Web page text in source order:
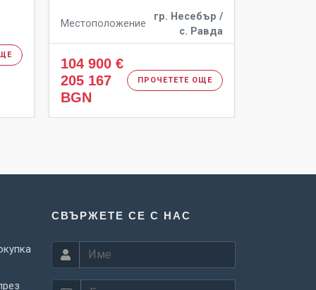
Местоположение
гр. Несебър /
с. Равда
104 900 €
205 167
BGN
ПРОЧЕТЕТЕ ОЩЕ
СВЪРЖЕТЕ СЕ С НАС